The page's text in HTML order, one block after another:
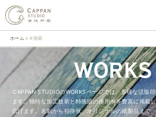
ホーム #画家
WORKS
CAPPAN STUDIOのWORKSページでは、多様な活版
ます。独特な加工技術と特殊紙の使用例を豊富に掲載
広げます。名刺から招待状、オリジナルの紙製品まで